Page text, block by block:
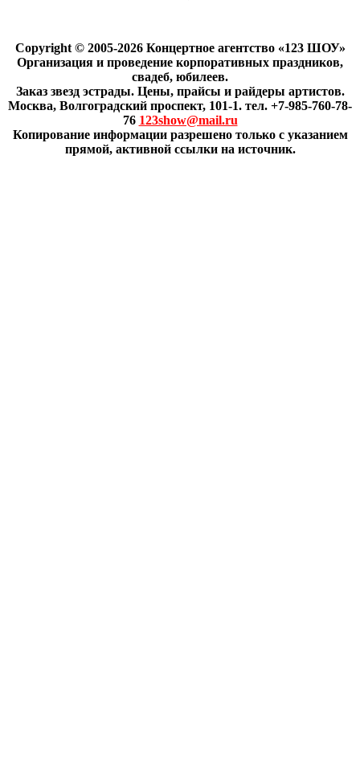
Copyright © 2005-2026 Концертное агентство «123 ШОУ»
Организация и проведение корпоративных праздников,
свадеб, юбилеев.
Заказ звезд эстрады. Цены, прайсы и райдеры артистов.
Москва, Волгоградский проспект, 101-1. тел. +7-985-760-78-
76 123show@mail.ru
Копирование информации разрешено только с указанием
прямой, активной ссылки на источник.